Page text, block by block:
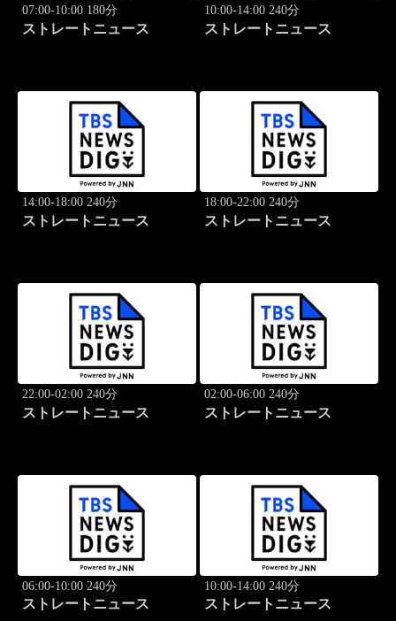
07:00-10:00 180分
ストレートニュース
10:00-14:00 240分
ストレートニュース
14:00-18:00 240分
ストレートニュース
18:00-22:00 240分
ストレートニュース
22:00-02:00 240分
ストレートニュース
02:00-06:00 240分
ストレートニュース
06:00-10:00 240分
ストレートニュース
10:00-14:00 240分
ストレートニュース